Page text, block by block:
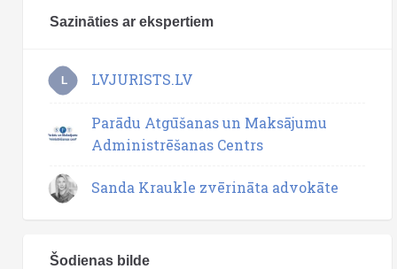
Sazināties ar ekspertiem
L LVJURISTS.LV
Parādu Atgūšanas un Maksājumu
Administrēšanas Centrs
Sanda Kraukle zvērināta advokāte
Šodienas bilde